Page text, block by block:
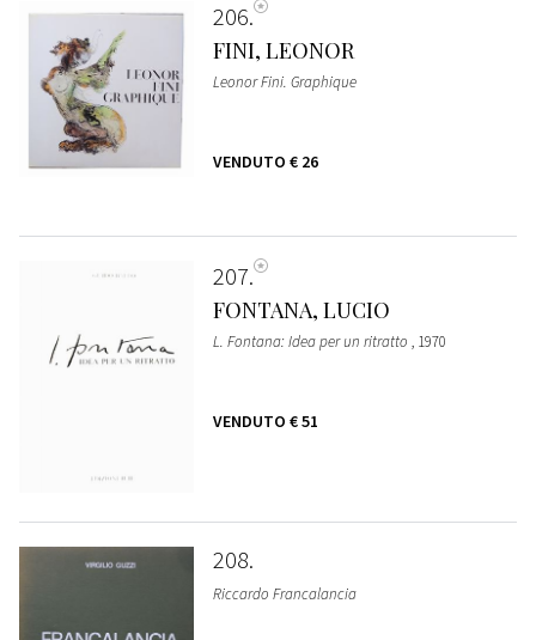
206
FINI, LEONOR
Leonor Fini. Graphique
VENDUTO € 26
207
FONTANA, LUCIO
L. Fontana: Idea per un ritratto , 1970
VENDUTO € 51
208
Riccardo Francalancia